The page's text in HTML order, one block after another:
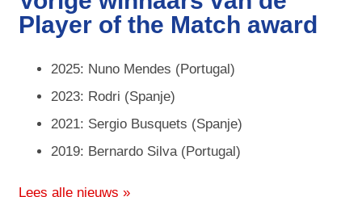
Player of the Match award
2025: Nuno Mendes (Portugal)
2023: Rodri (Spanje)
2021: Sergio Busquets (Spanje)
2019: Bernardo Silva (Portugal)
Lees alle nieuws »